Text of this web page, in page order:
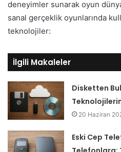
deneyimler sunarak oyun
sanal gerçeklik oyunlarında
teknolojiler:
İlgili Makaleler
Disketten
20 Haziran
Eski Cep